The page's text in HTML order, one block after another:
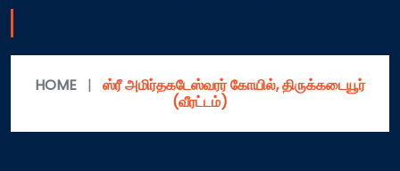
HOME |
ஸ்ரீ அமிர்தகடேஸ்வரர் கோயில், திருக்கடையூர்
(வீரட்டம்)